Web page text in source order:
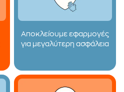
Αποκλείουμε εφαρμογές
για μεγαλύτερη ασφάλεια